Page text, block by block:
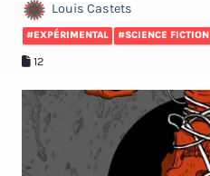
Louis Castets
#EXPÉRIMENTAL #SCIENCE FICTION
12